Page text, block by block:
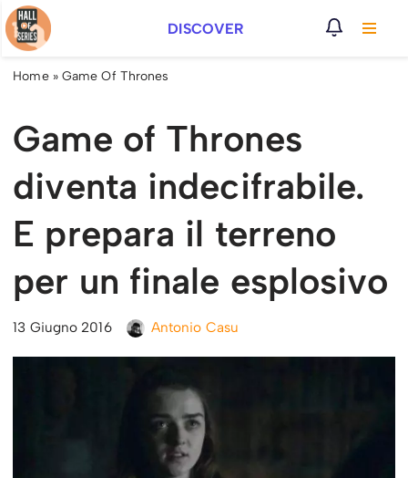
Vai
al
DISCOVER
Home» Game Of Thrones
Game of Thrones
diventa indecifrabile.
E prepara il terreno
per un finale esplosivo
13 Giugno 2016 Antonio Casu